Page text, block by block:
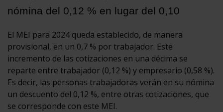
nómina del 0,12 % en lugar del 0,10
El MEI para 2024 queda establecido, de manera
provisional, en un 0,7 % por trabajador. Este
incremento de las cotizaciones en una décima se
reparte entre trabajador (0,12 %) y empresario (0,58 %).
Es decir, las personas trabajadoras verán en su nómina
un descuento del 0,12 %, entre otras cotizaciones, que
se corresponde con este MEI.